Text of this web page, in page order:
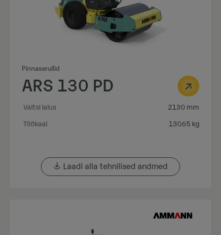
Pinnaserullid
ARS 130 PD
Valtsi laius
2130 mm
Töökaal
13065 kg
Laadi alla tehnilised andmed